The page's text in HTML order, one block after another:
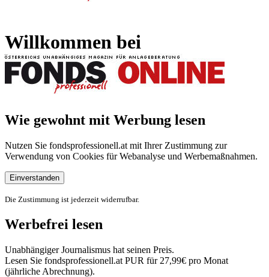
Willkommen bei
Wie gewohnt mit Werbung lesen
Nutzen Sie fondsprofessionell.at mit Ihrer Zustimmung zur
Verwendung von Cookies für Webanalyse und Werbemaßnahmen.
Einverstanden
Die Zustimmung ist jederzeit widerrufbar.
Werbefrei lesen
Unabhängiger Journalismus hat seinen Preis.
Lesen Sie fondsprofessionell.at PUR für 27,99€ pro Monat
(jährliche Abrechnung).